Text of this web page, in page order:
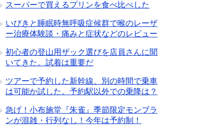
スーパーで買えるプリンを食べ比べした
いびきと睡眠時無呼吸症候群で喉のレーザ
ー治療体験談・痛みと症状などのレビュー
初心者の登山用ザック選びを店員さんに聞
いてきた。試着は重要だ
ツアーで予約した新幹線、別の時間で乗車
は可能か試した。予約駅以外での乗降は？
急げ！小布施堂『朱雀』季節限定モンブラ
ンが混雑・行列なし！今年は予約制！